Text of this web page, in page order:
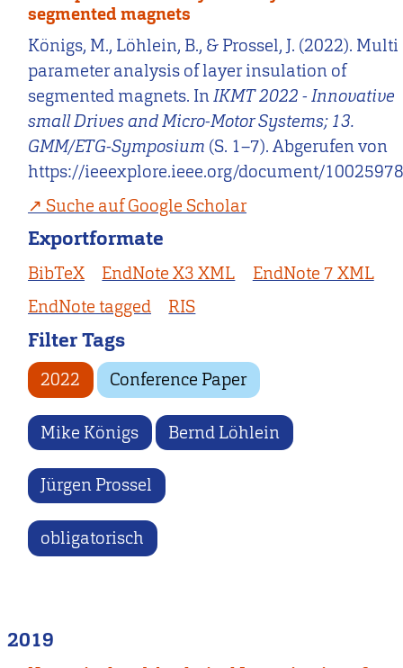
segmented magnets
Königs, M., Löhlein, B., & Prossel, J. (2022). Multi
parameter analysis of layer insulation of
segmented magnets. InIKMT 2022 - Innovative
small Drives and Micro-Motor Systems; 13.
GMM/ETG-Symposium (S. 1–7). Abgerufen von
https://ieeexplore.ieee.org/document/
Suche auf Google Scholar
Exportformate
BibTeX EndNote X3 XML
EndNote 7 XML
EndNote tagged
RIS
Filter Tags
2022 Conference Paper
Mike Königs Bernd Löhlein
Jürgen Prossel
obligatorisch
2019